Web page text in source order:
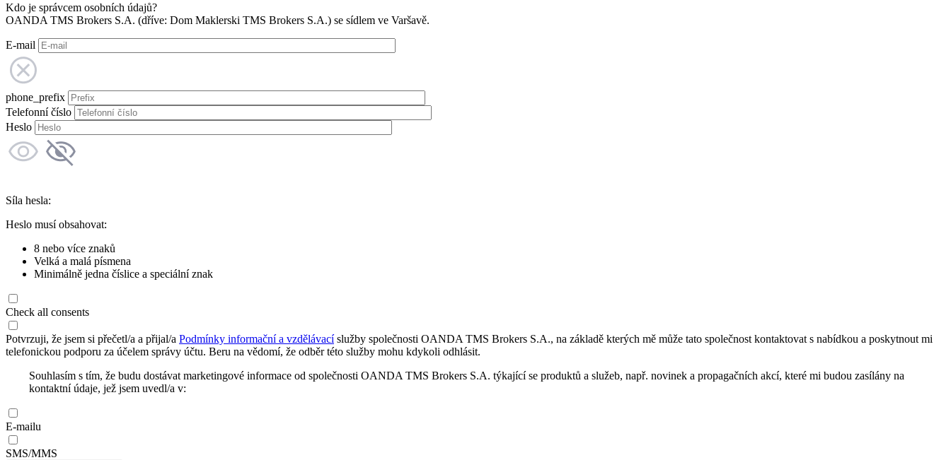
Kdo je správcem osobních údajů?
OANDA TMS Brokers S.A. (dříve: Dom Maklerski TMS Brokers S.A.) se sídlem ve Varšavě.
E-mail
phone_prefix
Telefonní číslo
Heslo
Síla hesla:
Heslo musí obsahovat:
8 nebo více znaků
Velká a malá písmena
Minimálně jedna číslice a speciální znak
Check all consents
Potvrzuji, že jsem si přečetl/a a přijal/a Podmínky informační a vzdělávacíslužby společnosti OANDA TMS Brokers S.A., na základě kterých mě může tato společnost kontaktovat s nabídkou a poskytnout mi
telefonickou podporu za účelem správy účtu. Beru na vědomí, že odběr této služby mohu kdykoli odhlásit.
Souhlasím s tím, že budu dostávat marketingové informace od společnosti OANDA TMS Brokers S.A. týkající se produktů a služeb, např. novinek a propagačních akcí, které mi budou zasílány na
kontaktní údaje, jež jsem uvedl/a v:
E-mailu
SMS/MMS